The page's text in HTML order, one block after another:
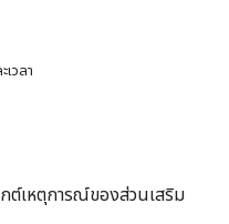
วลา
ต์เหตุการณ์ของส่วนเสริม